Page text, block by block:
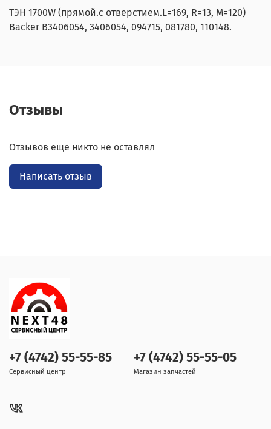
ТЭН 1700W (прямой.с отверстием.L=169, R=13, M=120)
Backer B3406054, 3406054, 094715, 081780, 110148.
Отзывы
Отзывов еще никто не оставлял
Написать отзыв
+7 (4742) 55-55-85
Сервисный центр
+7 (4742) 55-55-05
Магазин запчастей